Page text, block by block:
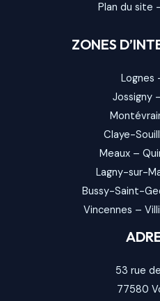
Plan du site
ZONES
Lognes
Jossigny
Claye-
Meaux –
Lagny-sur-
Bussy-Saint-
Vincennes –
53 rue
77580